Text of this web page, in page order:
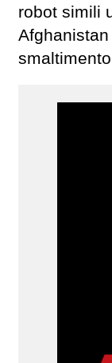
robot simili